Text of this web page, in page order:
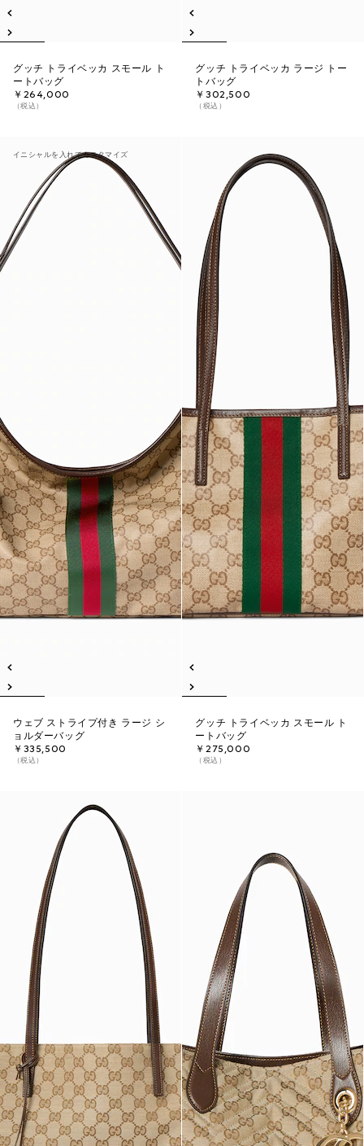
グッチ トライベッカ スモール ト
ートバッグ
￥264,000
（税込）
グッチ トライベッカ ラージ トー
トバッグ
￥302,500
（税込）
イニシャルを入れてカスタマイズ
ウェブ ストライプ付き ラージ シ
ョルダーバッグ
￥335,500
（税込）
グッチ トライベッカ スモール ト
ートバッグ
￥275,000
（税込）